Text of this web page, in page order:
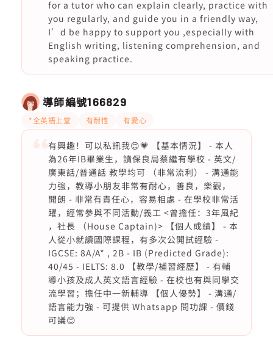
for a tutor who can explain clearly, practice with
you regularly, and guide you in a friendly way,
I’d be happy to support you ,especially with
English writing, listening comprehension, and
speaking practice.
導師編號166829
*全英語上堂 有耐性 有愛心
有興趣！可以私訊我😊💗 【基本情況】 - 本人
為26年IB畢業生，讀保良局蔡繼有學校 - 英文/
廣東話/普通話 教學均可 （非常流利） - 溝通能
力強，教導小朋友非常有耐心，善良，樂觀，
開朗 - 非常有責任心，容易相處 - 在學校非常活
躍，經常參與不同活動/義工 <曾擔任：3年風紀
，社長 （House Captain)> 【個人成績】 - 本
人從小就讀國際課程，有多次公開試經驗 -
IGCSE: 8A/A* , 2B - IB (Predicted Grade):
40/45 - IELTS: 8.0 【教學/補習經歷】 - 有輔
導小孩及成人英文語言經驗 - 在校也有與同學交
流學習；擔任中一新輔導 【個人優勢】 - 溝通/
語言能力強 - 可提供 Whatsapp 問功課 - 價錢
可議😊